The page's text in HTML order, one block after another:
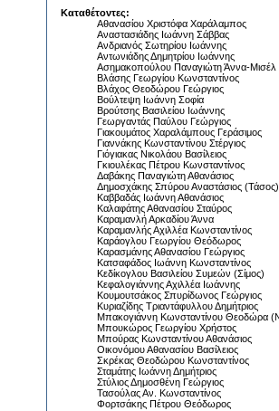
Καταθέτοντες:
Αθανασίου Χριστόφα Χαράλαμπος
Αναστασιάδης Ιωάννη Σάββας
Ανδριανός Σωτηρίου Ιωάννης
Αντωνιάδης Δημητρίου Ιωάννης
Ασημακοπούλου Παναγιώτη Άννα-Μισέλ
Βλάσης Γεωργίου Κωνσταντίνος
Βλάχος Θεοδώρου Γεώργιος
Βούλτεψη Ιωάννη Σοφία
Βρούτσης Βασιλείου Ιωάννης
Γεωργαντάς Παύλου Γεώργιος
Γιακουμάτος Χαραλάμπους Γεράσιμος
Γιαννάκης Κωνσταντίνου Στέργιος
Γιόγιακας Νικολάου Βασίλειος
Γκιουλέκας Πέτρου Κωνσταντίνος
Δαβάκης Παναγιώτη Αθανάσιος
Δημοσχάκης Σπύρου Αναστάσιος (Τάσος)
Καββαδάς Ιωάννη Αθανάσιος
Καλαφάτης Αθανασίου Σταύρος
Καραμανλή Αρκαδίου Άννα
Καραμανλής Αχιλλέα Κωνσταντίνος
Καράογλου Γεωργίου Θεόδωρος
Καρασμάνης Αθανασίου Γεώργιος
Κατσαφάδος Ιωάννη Κωνσταντίνος
Κεδίκογλου Βασιλείου Συμεών (Σίμος)
Κεφαλογιάννης Αχιλλέα Ιωάννης
Κουμουτσάκος Σπυρίδωνος Γεώργιος
Κυριαζίδης Τριαντάφυλλου Δημήτριος
Μπακογιάννη Κωνσταντίνου Θεοδώρα
Μπουκώρος Γεωργίου Χρήστος
Μπούρας Κωνσταντίνου Αθανάσιος
Οικονόμου Αθανασίου Βασίλειος
Σκρέκας Θεοδώρου Κωνσταντίνος
Σταμάτης Ιωάννη Δημήτριος
Στύλιος Δημοσθένη Γεώργιος
Τασούλας Αν. Κωνσταντίνος
Φορτσάκης Πέτρου Θεόδωρος